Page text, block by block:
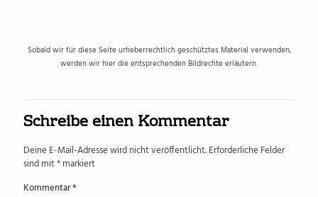
Sobald wir für diese Seite urheberrechtlich geschütztes Material verwenden,
werden wir hier die entsprechenden Bildrechte erläutern.
Schreibe einen Kommentar
Deine E-Mail-Adresse wird nicht veröffentlicht.Erforderliche Felder
sind mit*markiert
Kommentar*